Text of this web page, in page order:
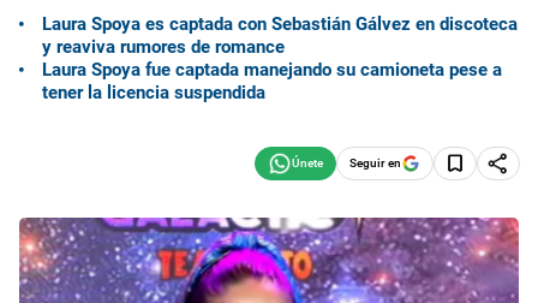
Laura Spoya es captada con Sebastián Gálvez en discoteca
y reaviva rumores de romance
Laura Spoya fue captada manejando su camioneta pese a
tener la licencia suspendida
Seguir en